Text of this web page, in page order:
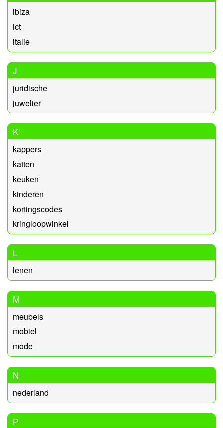
ibiza
ict
italie
J
juridische
juwelier
K
kappers
katten
keuken
kinderen
kortingscodes
kringloopwinkel
L
lenen
M
meubels
mobiel
mode
N
nederland
P